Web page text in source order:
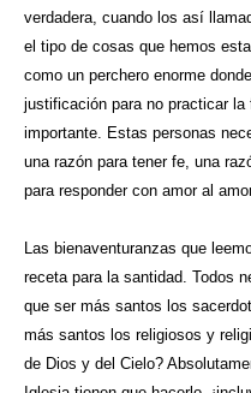
verdadera, cuando los así
el tipo de cosas que hemos
como un perchero enorme
justificación para no practicar
importante. Estas personas
una razón para tener fe, una
para responder con amor al
Las bienaventuranzas que
receta para la santidad. Todos
que ser más santos los
más santos los religiosos y
de Dios y del Cielo?